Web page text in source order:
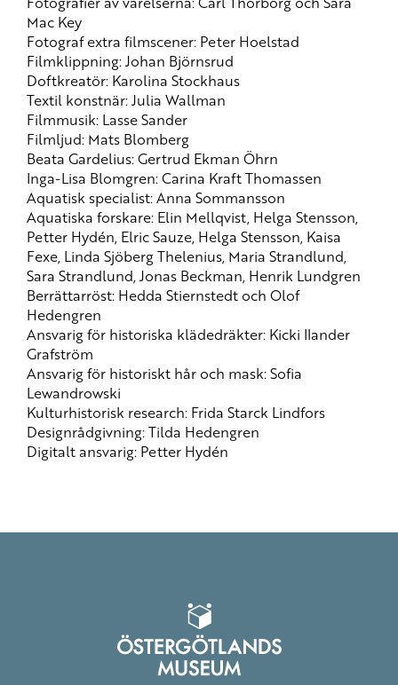
Mac Key
Fotograf extra filmscener: Peter Hoelstad
Filmklippning: Johan Björnsrud
Doftkreatör: Karolina Stockhaus
Textil konstnär: Julia Wallman
Filmmusik: Lasse Sander
Filmljud: Mats Blomberg
Beata Gardelius: Gertrud Ekman Öhrn
Inga-Lisa Blomgren: Carina Kraft Thomassen
Aquatisk specialist: Anna Sommansson
Aquatiska forskare: Elin Mellqvist, Helga Stensson,
Petter Hydén, Elric Sauze, Helga Stensson, Kaisa
Fexe, Linda Sjöberg Thelenius, Maria Strandlund,
Sara Strandlund, Jonas Beckman, Henrik Lundgren
Berrättarröst: Hedda Stiernstedt och Olof
Hedengren
Ansvarig för historiska klädedräkter: Kicki Ilander
Grafström
Ansvarig för historiskt hår och mask: Sofia
Lewandrowski
Kulturhistorisk research: Frida Starck Lindfors
Designrådgivning: Tilda Hedengren
Digitalt ansvarig: Petter Hydén